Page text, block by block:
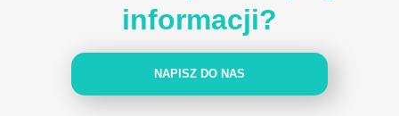
informacji?
NAPISZ DO NAS